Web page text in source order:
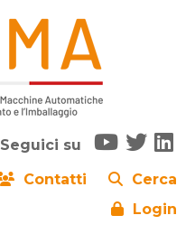
Seguici su
Contatti
Cerca
Login